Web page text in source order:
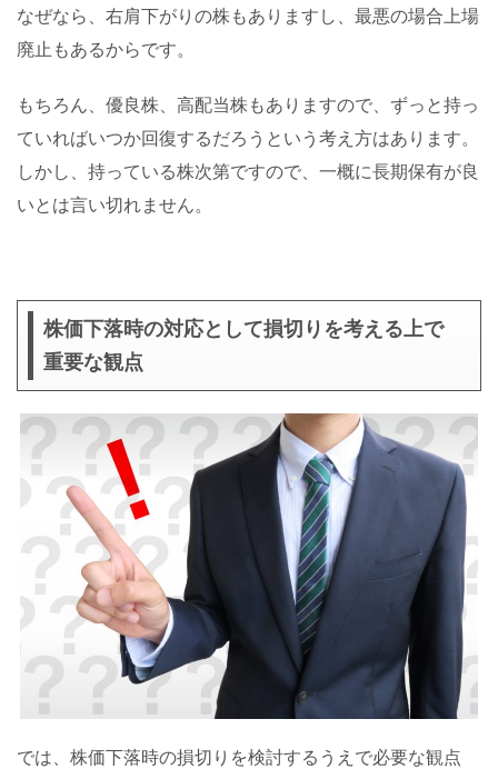
なぜなら、右肩下がりの株もありますし、最悪の場合上場
廃止もあるからです。
もちろん、優良株、高配当株もありますので、ずっと持っ
ていればいつか回復するだろうという考え方はあります。
しかし、持っている株次第ですので、一概に長期保有が良
いとは言い切れません。
株価下落時の対応として損切りを考える上で
重要な観点
では、株価下落時の損切りを検討するうえで必要な観点